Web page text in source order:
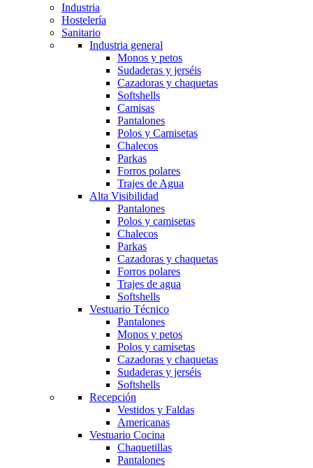
Industria
Hostelería
Sanitario
Industria general
Monos y petos
Sudaderas y jerséis
Cazadoras y chaquetas
Softshells
Camisas
Pantalones
Polos y Camisetas
Chalecos
Parkas
Forros polares
Trajes de Agua
Alta Visibilidad
Pantalones
Polos y camisetas
Chalecos
Parkas
Cazadoras y chaquetas
Forros polares
Trajes de agua
Softshells
Vestuario Técnico
Pantalones
Monos y petos
Polos y camisetas
Cazadoras y chaquetas
Sudaderas y jerséis
Softshells
Recepción
Vestidos y Faldas
Americanas
Vestuario Cocina
Chaquetillas
Pantalones